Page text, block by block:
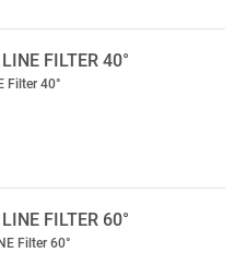
FILTER 40°
Filter 40°
FILTER 60°
Filter 60°